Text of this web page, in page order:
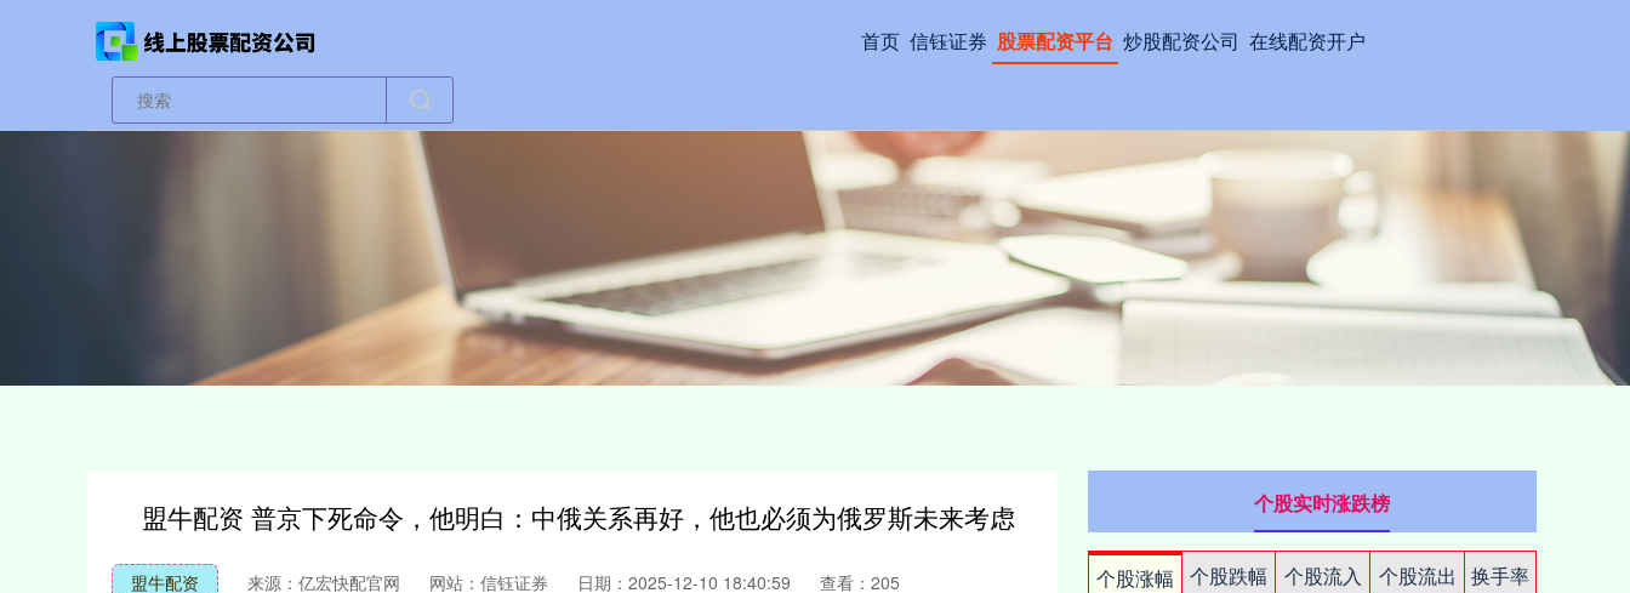
首页 信钰证券 股票配资平台 炒股配资公司 在线配资开户
盟牛配资 普京下死命令，他明白：中俄关系再好，他也必须为俄罗斯未来考虑
盟牛配资 来源：亿宏快配官网 网站：信钰证券 日期：2025-12-10 18:40:59 查看：205
个股实时涨跌榜
个股涨幅 个股跌幅 个股流入 个股流出
换手率